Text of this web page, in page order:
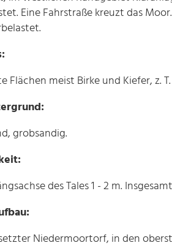
Eine Fahrstraße kreuzt das
Flächen meist Birke und Kiefer, z.
grobsandig.
des Tales 1 - 2 m.
Niedermoortorf, in den